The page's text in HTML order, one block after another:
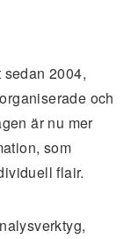
2004,
och
är nu mer
som
flair.